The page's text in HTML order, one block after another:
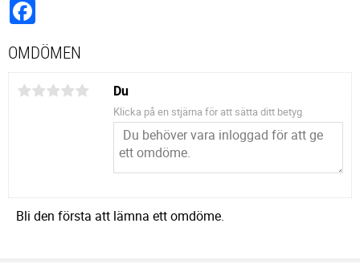
OMDÖMEN
Du
Klicka på en stjärna för att sätta ditt betyg
Bli den första att lämna ett omdöme.